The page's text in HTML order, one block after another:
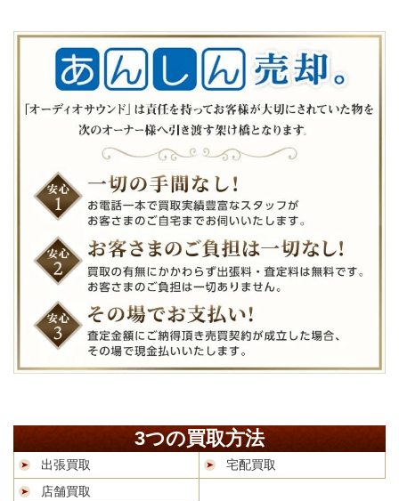
3つの買取方法
出張買取
宅配買取
店舗買取